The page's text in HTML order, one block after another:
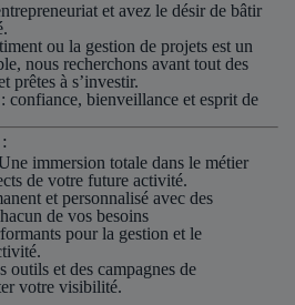
et avez le désir de bâtir
ou la gestion de projets est un
nous recherchons avant tout des
prêtes à s’investir.
confiance, bienveillance et esprit de
immersion totale dans le métier
de votre future activité.
et personnalisé avec des
de vos besoins
pour la gestion et le
et des campagnes de
votre visibilité.